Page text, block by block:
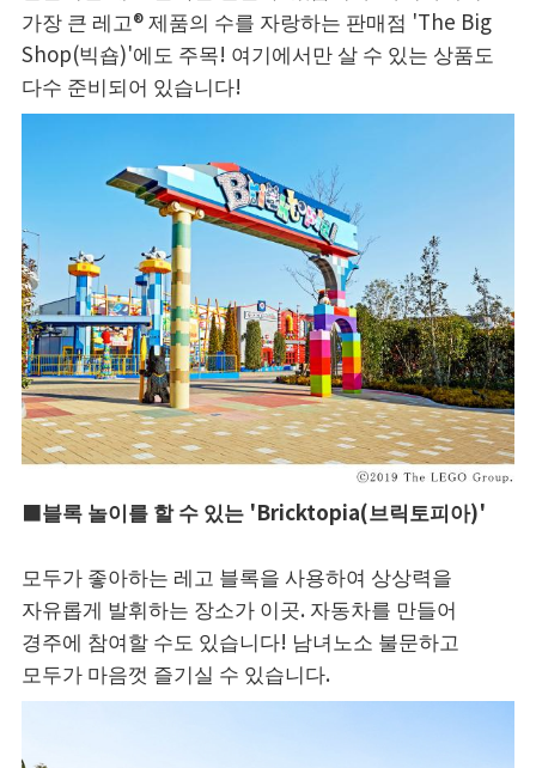
가장 큰 레고® 제품의 수를 자랑하는 판매점 'The Big
Shop(빅숍)'에도 주목! 여기에서만 살 수 있는 상품도
다수 준비되어 있습니다!
■블록 놀이를 할 수 있는 'Bricktopia(브릭토피아)'
모두가 좋아하는 레고 블록을 사용하여 상상력을
자유롭게 발휘하는 장소가 이곳. 자동차를 만들어
경주에 참여할 수도 있습니다! 남녀노소 불문하고
모두가 마음껏 즐기실 수 있습니다.